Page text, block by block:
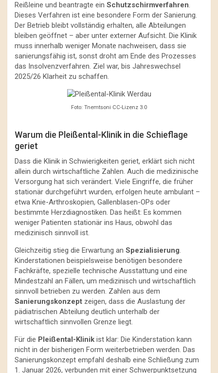
Reißleine und beantragte ein Schutzschirmverfahren.
Dieses Verfahren ist eine besondere Form der Sanierung.
Der Betrieb bleibt vollständig erhalten, alle Abteilungen
bleiben geöffnet – aber unter externer Aufsicht. Die Klinik
muss innerhalb weniger Monate nachweisen, dass sie
sanierungsfähig ist, sonst droht am Ende des Prozesses
das Insolvenzverfahren. Ziel war, bis Jahreswechsel
2025/26 Klarheit zu schaffen.
Foto: Tnemtsoni CC-Lizenz 3.0
Warum die Pleißental-Klinik in die Schieflage
geriet
Dass die Klinik in Schwierigkeiten geriet, erklärt sich nicht
allein durch wirtschaftliche Zahlen. Auch die medizinische
Versorgung hat sich verändert. Viele Eingriffe, die früher
stationär durchgeführt wurden, erfolgen heute ambulant –
etwa Knie-Arthroskopien, Gallenblasen-OPs oder
bestimmte Herzdiagnostiken. Das heißt: Es kommen
weniger Patienten stationär ins Haus, obwohl das
medizinisch sinnvoll ist.
Gleichzeitig stieg die Erwartung an Spezialisierung.
Kinderstationen beispielsweise benötigen besondere
Fachkräfte, spezielle technische Ausstattung und eine
Mindestzahl an Fällen, um medizinisch und wirtschaftlich
sinnvoll betrieben zu werden. Zahlen aus dem
Sanierungskonzept zeigen, dass die Auslastung der
pädiatrischen Abteilung deutlich unterhalb der
wirtschaftlich sinnvollen Grenze liegt.
Für die Pleißental-Klinik ist klar: Die Kinderstation kann
nicht in der bisherigen Form weiterbetrieben werden. Das
Sanierungskonzept empfahl deshalb eine Schließung zum
1. Januar 2026, verbunden mit einer Schwerpunktsetzung